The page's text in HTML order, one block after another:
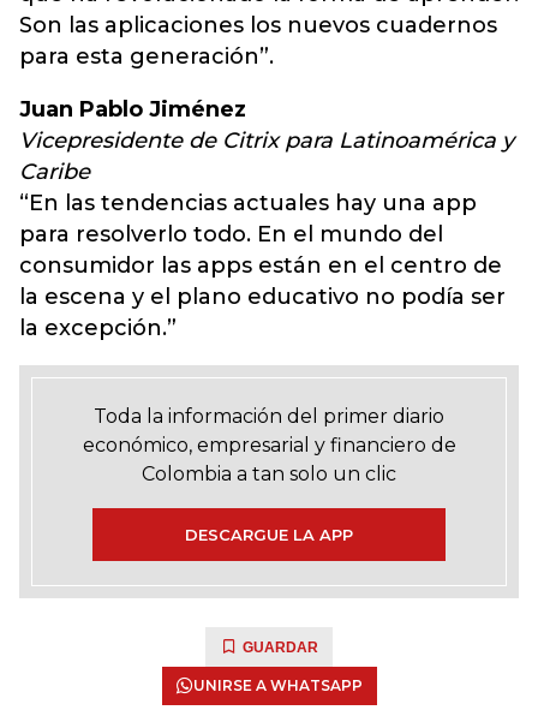
Son las aplicaciones los nuevos cuadernos
para esta generación”.
Juan Pablo Jiménez
Vicepresidente de Citrix para Latinoamérica y
Caribe
“En las tendencias actuales hay una app
para resolverlo todo. En el mundo del
consumidor las apps están en el centro de
la escena y el plano educativo no podía ser
la excepción.”
Toda la información del primer diario
económico, empresarial y financiero de
Colombia a tan solo un clic
DESCARGUE LA APP
GUARDAR
UNIRSE A WHATSAPP